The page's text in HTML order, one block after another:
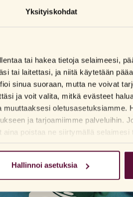
Yksityiskohdat
tai hakea tietoja selaimeesi,
tai laitettasi, ja niitä käytetään
sinua suoraan, mutta ne voivat
ja voit valita, mitkä evästeet
oletusasetuksiamme.
ja tarjoamiimme palveluihin.
poistaa ne siirtymällä selaimesi
Hallinnoi asetuksia
TAVOITTEET
SAAVUTETTAVUUS